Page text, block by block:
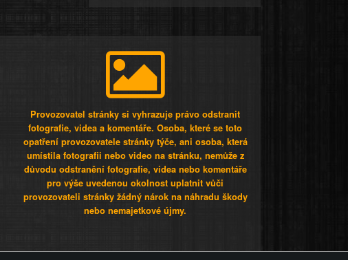
Provozovatel stránky si vyhrazuje právo odstranit
fotografie, videa a komentáře. Osoba, které se toto
opatření provozovatele stránky týče, ani osoba, která
umístila fotografii nebo video na stránku, nemůže z
důvodu odstranění fotografie, videa nebo komentáře
pro výše uvedenou okolnost uplatnit vůči
provozovateli stránky žádný nárok na náhradu škody
nebo nemajetkové újmy.